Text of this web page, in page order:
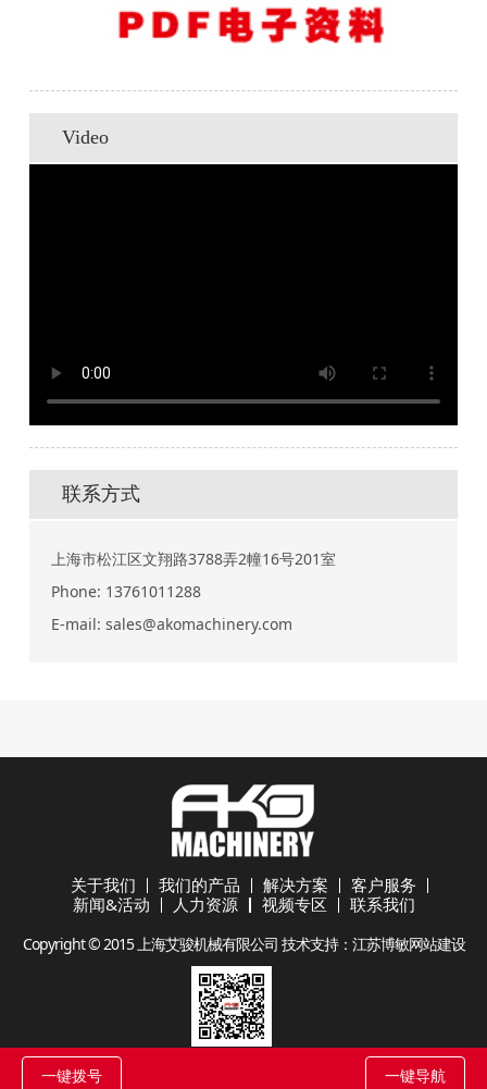
Video
联系方式
上海市松江区文翔路3788弄2幢16号201室
Phone: 13761011288
E-mail: sales@akomachinery.com
关于我们 我们的产品 解决方案
客户服务
新闻&活动
人力资源 视频专区 联系我们
Copyright © 2015 上海艾骏机械有限公司 技术支持： 江苏博敏网站建设
一键拨号 一键导航